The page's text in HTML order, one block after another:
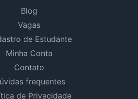
Blog
Vagas
de Estudante
Minha Conta
Contato
frequentes
de Privacidade